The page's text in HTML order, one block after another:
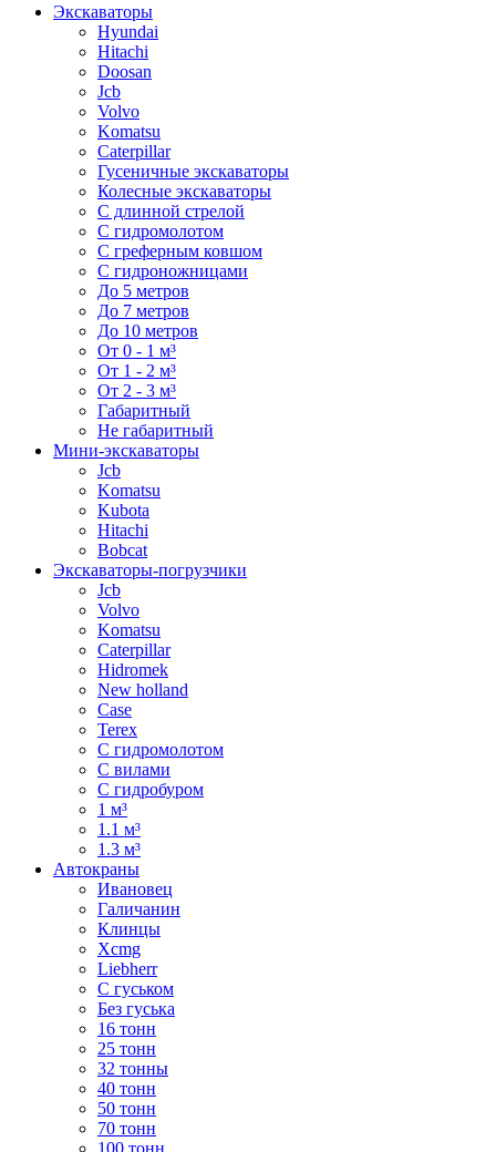
Экскаваторы
Hyundai
Hitachi
Doosan
Jcb
Volvo
Komatsu
Caterpillar
Гусеничные экскаваторы
Колесные экскаваторы
С длинной стрелой
С гидромолотом
С греферным ковшом
С гидроножницами
До 5 метров
До 7 метров
До 10 метров
От 0 - 1 м³
От 1 - 2 м³
От 2 - 3 м³
Габаритный
Не габаритный
Мини-экскаваторы
Jcb
Komatsu
Kubota
Hitachi
Bobcat
Экскаваторы-погрузчики
Jcb
Volvo
Komatsu
Caterpillar
Hidromek
New holland
Case
Terex
С гидромолотом
С вилами
С гидробуром
1 м³
1.1 м³
1.3 м³
Автокраны
Ивановец
Галичанин
Клинцы
Xcmg
Liebherr
С гуськом
Без гуська
16 тонн
25 тонн
32 тонны
40 тонн
50 тонн
70 тонн
100 тонн